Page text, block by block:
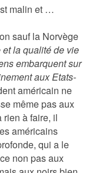
malin et …
sauf la Norvège
la qualité de vie
embarquent sur
aux Etats-
américain ne
même pas aux
rien à faire, il
américains
qui a le
non pas aux